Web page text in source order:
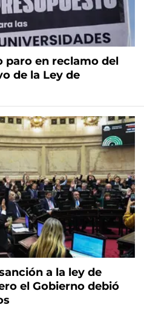
paro en reclamo del
de la Ley de
a la ley de
el Gobierno debió